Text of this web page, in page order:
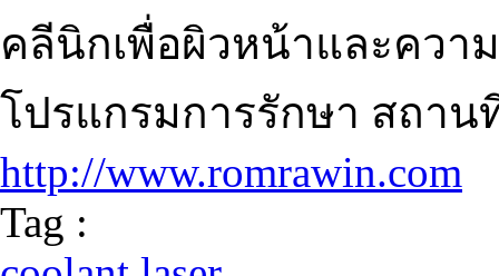
คลีนิกเพื่อผิวหน้าและควา
โปรแกรมการรักษา สถาน
http://www.romrawin.com
Tag :